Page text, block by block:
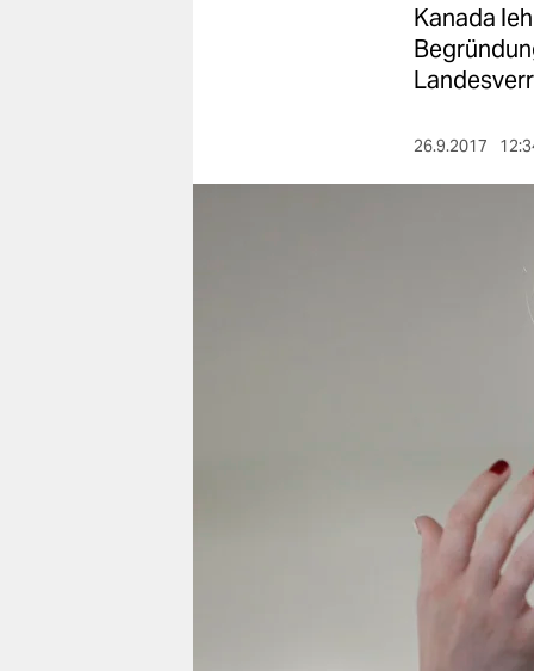
nord
Kanada
26.9.2017